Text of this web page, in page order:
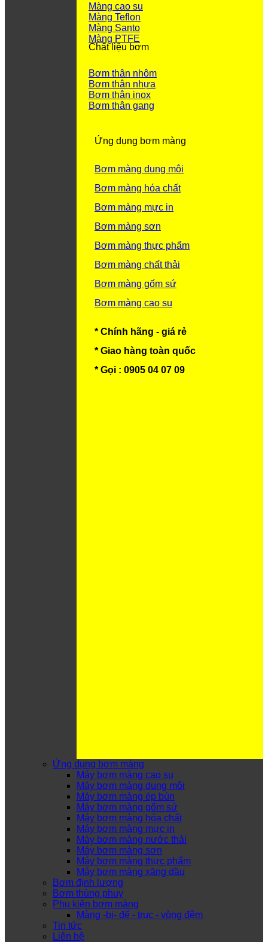
Màng cao su
Màng Teflon
Màng Santo
Màng PTFE
Chất liệu bơm
Bơm thân nhôm
Bơm thân nhựa
Bơm thân inox
Bơm thân gang
Ứng dụng bơm màng
Bơm màng dung môi
Bơm màng hóa chất
Bơm màng mực in
Bơm màng sơn
Bơm màng thực phẩm
Bơm màng chất thải
Bơm màng gốm sứ
Bơm màng cao su
* Chính hãng - giá rẻ
* Giao hàng toàn quốc
* Gọi : 0905 04 07 09
Ứng dụng bơm màng
Máy bơm màng cao su
Máy bơm màng dung môi
Máy bơm màng ép bùn
Máy bơm màng gốm sứ
Máy bơm màng hóa chất
Máy bơm màng mực in
Máy bơm màng nước thải
Máy bơm màng sơn
Máy bơm màng thực phẩm
Máy bơm màng xăng dầu
Bơm định lượng
Bơm thùng phuy
Phụ kiện bơm màng
Màng -bi- đế - trục - vòng đệm
Tin tức
Liên hệ